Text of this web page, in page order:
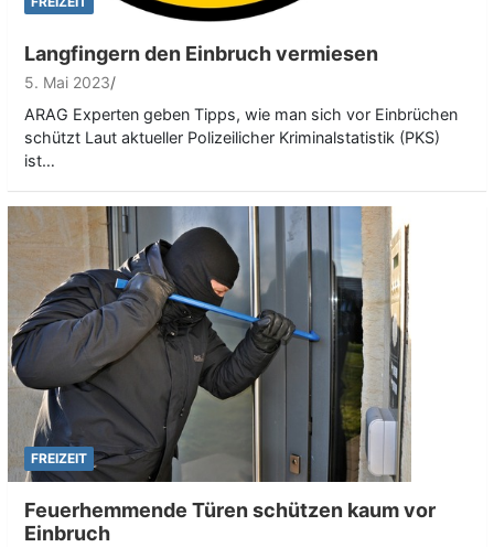
Langfingern den Einbruch vermiesen
5. Mai 2023
ARAG Experten geben Tipps, wie man sich vor Einbrüchen
schützt Laut aktueller Polizeilicher Kriminalstatistik (PKS)
ist…
FREIZEIT
Feuerhemmende Türen schützen kaum vor
Einbruch